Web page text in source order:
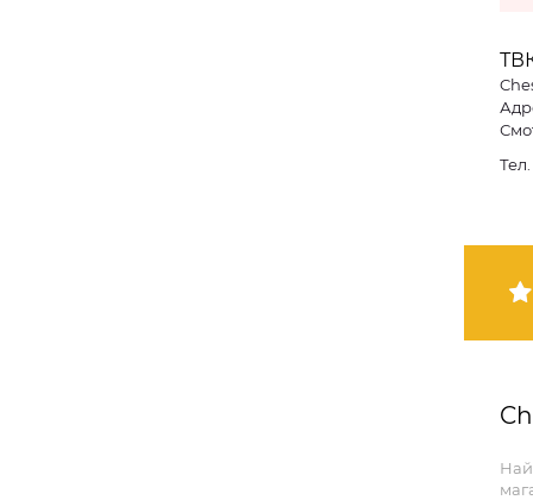
Тел.